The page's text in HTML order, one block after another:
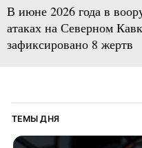
В июне 2026 года в
атаках на Северном
зафиксировано 8 жертв
ТЕМЫ ДНЯ